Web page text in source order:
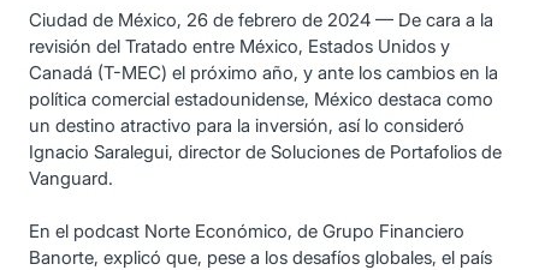
Ciudad de México, 26 de febrero de 2024 — De cara a la
revisión del Tratado entre México, Estados Unidos y
Canadá (T-MEC) el próximo año, y ante los cambios en la
política comercial estadounidense, México destaca como
un destino atractivo para la inversión, así lo consideró
Ignacio Saralegui, director de Soluciones de Portafolios de
Vanguard.
En el podcast Norte Económico, de Grupo Financiero
Banorte, explicó que, pese a los desafíos globales, el país